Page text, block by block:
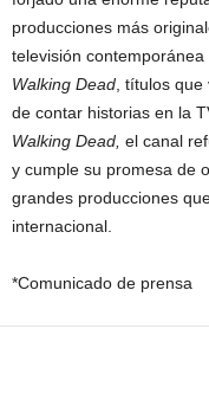
producciones más
televisión contemporánea
Walking Dead, títulos que
de contar historias en la
Walking Dead, el canal
y cumple su promesa de
grandes producciones
internacional.
*Comunicado de prensa